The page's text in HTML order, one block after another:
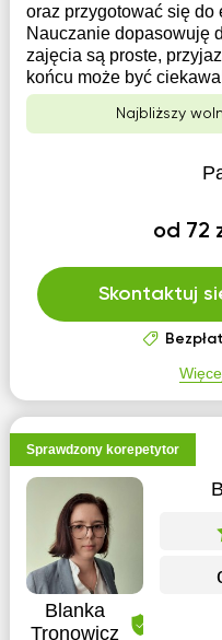
oraz przygotować się do
Nauczanie dopasowuję
zajęcia są proste,
końcu może być
Najbliższy
od 72
Skontaktuj
Sprawdzony korepetytor
Blanka
Tronowicz